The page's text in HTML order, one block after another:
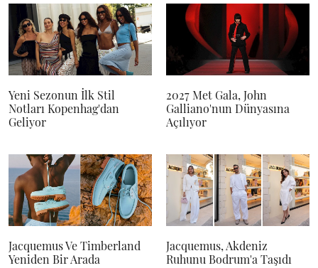
Yeni Sezonun İlk Stil
Notları Kopenhag'dan
Geliyor
2027 Met Gala, John
Galliano'nun Dünyasına
Açılıyor
Jacquemus Ve Timberland
Yeniden Bir Arada
Jacquemus, Akdeniz
Ruhunu Bodrum'a Taşıdı